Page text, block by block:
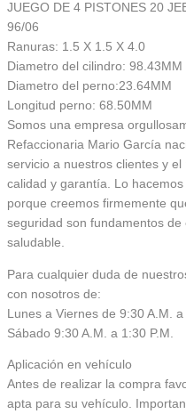
JUEGO DE 4 PISTONES 20
96/06
Ranuras: 1.5 X 1.5 X 4.0
Diametro del cilindro: 98.43MM
Diametro del perno:23.64MM
Longitud perno: 68.50MM
Somos una empresa
Refaccionaria Mario García
servicio a nuestros clientes y
calidad y garantía. Lo
porque creemos firmemente
seguridad son fundamentos
saludable.
Para cualquier duda de
con nosotros de:
Lunes a Viernes de 9:30 A.M. a
Sábado 9:30 A.M. a 1:30 P.M.
Aplicación en vehículo
Antes de realizar la compra
apta para su vehículo.